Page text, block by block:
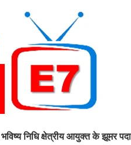
निधि क्षेत्रीय आयुक्त के झूमर